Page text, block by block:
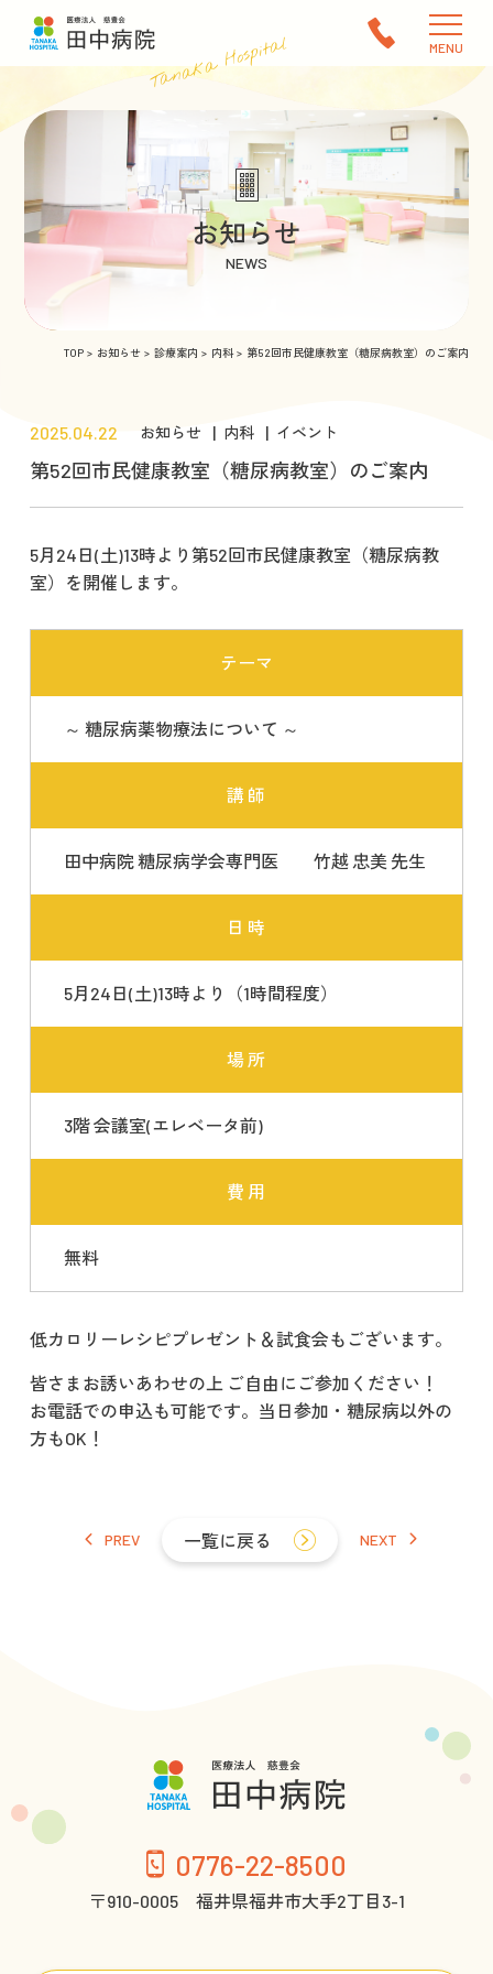
Tanaka Hospital MENU
お知らせ
NEWS
TOP お知らせ 診療案内 内科 第52回市民健康教室（糖尿病教室）のご案内
2025.04.22 お知らせ 内科 イベント
第52回市民健康教室（糖尿病教室）のご案内
5月24日(土)13時より第52回市民健康教室（糖尿病教
室）を開催します。
テーマ
～ 糖尿病薬物療法について ～
講 師
田中病院 糖尿病学会専門医 竹越 忠美 先生
日 時
5月24日(土)13時より（1時間程度）
場 所
3階 会議室(エレベータ前)
費 用
無料
低カロリーレシピプレゼント＆試食会もございます。
皆さまお誘いあわせの上 ご自由にご参加ください！
お電話での申込も可能です。当日参加・糖尿病以外の
方もOK！
PREV 一覧に戻る NEXT
0776-22-8500
〒910-0005 福井県福井市大手2丁目3-1